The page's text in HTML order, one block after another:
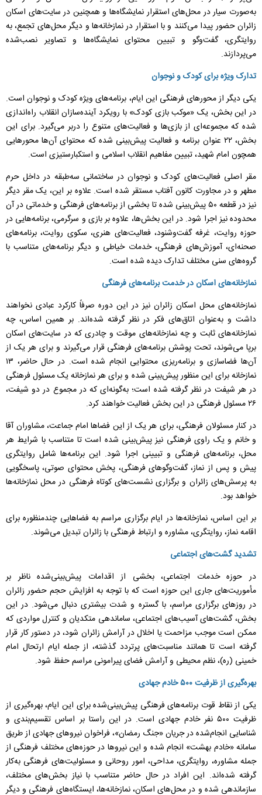
به‌صورت سیار در محل‌های استقرار نمایشگاه‌ها و همچنین در سایت‌های اسکان
زائران حضور پیدا می‌کنند و با استقرار در نمازخانه‌ها و دیگر محل‌های تجمع، به
روایتگری، گفت‌و‌گو و تبیین محتوای نمایشگاه‌ها و تصاویر نصب‌شده
می‌پردازند.
تدارک ویژه برای کودک و نوجوان
‌یکی دیگر از محور‌های فرهنگی این ایام، برنامه‌های ویژه کودک و نوجوان است.
در این بخش، یک «موکب بازی کودک» با رویکرد آینده‌سازان انقلاب راه‌اندازی
شده که مجموعه‌ای از بازی‌ها و فعالیت‌های متنوع را دربر می‌گیرد. برای این
بخش، ۲۲ عنوان برنامه و فعالیت پیش‌بینی شده که محتوای آن‌ها محور‌هایی
همچون امام شهید، تبیین مفاهیم انقلاب اسلامی و استکبارستیزی است.
‌مقر اصلی فعالیت‌های کودک و نوجوان در ساختمانی سه‌طبقه در داخل حرم
مطهر و در مجاورت کانون آفتاب مستقر شده است. علاوه بر این، یک مقر دیگر
نیز در قطعه ۵۰ پیش‌بینی شده تا بخشی از برنامه‌های فرهنگی و خدماتی در آن
محدوده نیز اجرا شود. در این بخش‌ها، علاوه بر بازی و سرگرمی، برنامه‌هایی در
حوزه روایت، غرفه گفت‌و‌شنود، فعالیت‌های هنری، سکوی روایت، برنامه‌های
صحنه‌ای، آموزش‌های فرهنگی، خدمات خیاطی و دیگر برنامه‌های متناسب با
گروه‌های سنی مختلف تدارک دیده شده است.
نمازخانه‌های اسکان در خدمت برنامه‌های فرهنگی
‌نمازخانه‌های محل اسکان زائران نیز در این دوره صرفاً کارکرد عبادی نخواهند
داشت و به‌عنوان اتاق‌های فکر در نظر گرفته شده‌اند. بر همین اساس، چه
نمازخانه‌های ثابت و چه نمازخانه‌های موقت و چادری که در سایت‌های اسکان
برپا می‌شوند، تحت پوشش برنامه‌های فرهنگی قرار می‌گیرند و برای هر یک از
آن‌ها فضاسازی و برنامه‌ریزی محتوایی انجام شده است. در حال حاضر، ۱۳
نمازخانه برای این منظور پیش‌بینی شده و برای هر نمازخانه یک مسئول فرهنگی
در هر شیفت در نظر گرفته شده است؛ به‌گونه‌ای که در مجموع در دو شیفت،
۲۶ مسئول فرهنگی در این بخش فعالیت خواهند کرد.
‌در کنار مسئولان فرهنگی، برای هر یک از این فضا‌ها امام جماعت، مشاوران آقا
و خانم و یک راوی فرهنگی نیز پیش‌بینی شده است تا متناسب با شرایط هر
محل، برنامه‌های فرهنگی و تبیینی اجرا شود. این برنامه‌ها شامل روایتگری
پیش و پس از نماز، گفت‌و‌گو‌های فرهنگی، پخش محتوای صوتی، پاسخگویی
به پرسش‌های زائران و برگزاری نشست‌های کوتاه فرهنگی در محل نمازخانه‌ها
خواهد بود.
بر این اساس، نمازخانه‌ها در ایام برگزاری مراسم به فضا‌هایی چندمنظوره برای
اقامه نماز، روایتگری، مشاوره و ارتباط فرهنگی با زائران تبدیل می‌شوند.
تشدید گشت‌های اجتماعی
‌در حوزه خدمات اجتماعی، بخشی از اقدامات پیش‌بینی‌شده ناظر بر
مأموریت‌های جاری این حوزه است که با توجه به افزایش حجم حضور زائران
در روز‌های برگزاری مراسم، با گستره و شدت بیشتری دنبال می‌شود. در این
بخش، گشت‌های آسیب‌های اجتماعی، ساماندهی متکدیان و کنترل مواردی که
ممکن است موجب مزاحمت یا اخلال در آرامش زائران شود، در دستور کار قرار
گرفته است تا همانند مناسبت‌های پرتردد گذشته، از جمله ایام ارتحال امام
خمینی (ره)، نظم محیطی و آرامش فضای پیرامونی مراسم حفظ شود.
بهره‌گیری از ظرفیت ۵۰۰ خادم جهادی
یکی از نقاط قوت برنامه‌های فرهنگی پیش‌بینی‌شده برای این ایام، بهره‌گیری از
ظرفیت ۵۰۰ نفر خادم جهادی است. در این راستا بر اساس تقسیم‌بندی و
شناسایی انجام‌شده در جریان «جنگ رمضان»، فراخوان نیرو‌های جهادی از طریق
سامانه «خادم بهشت» انجام شده و این نیرو‌ها در حوزه‌های مختلف فرهنگی از
جمله مشاوره، روایتگری، مداحی، امور روحانی و مسئولیت‌های فرهنگی به‌کار
گرفته شده‌اند. این افراد در حال حاضر متناسب با نیاز بخش‌های مختلف،
سازماندهی شده و در محل‌های اسکان، نمازخانه‌ها، ایستگاه‌های فرهنگی و دیگر